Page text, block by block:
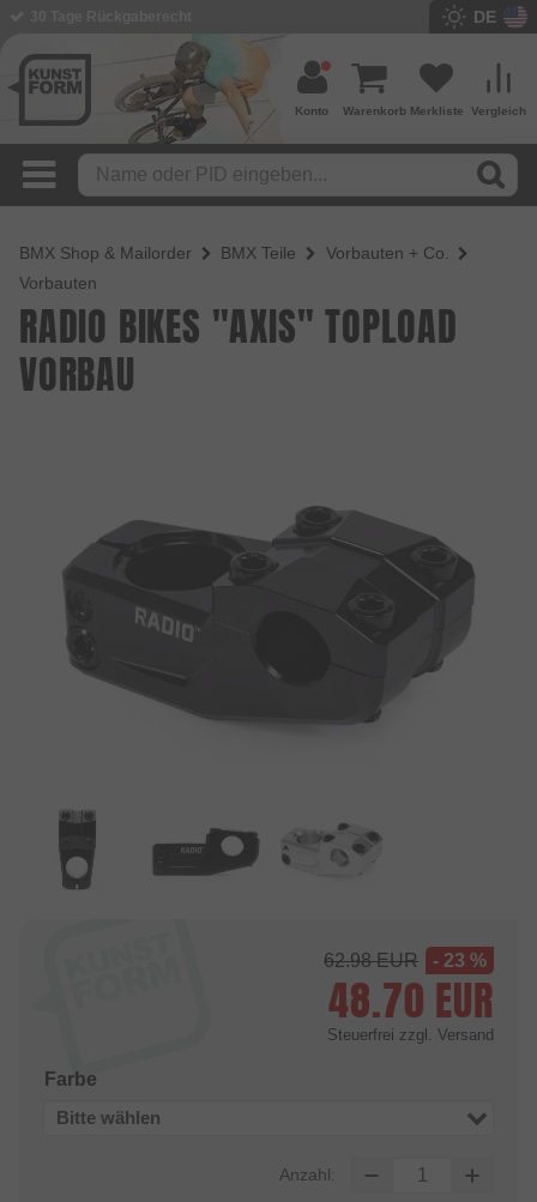
DE
Vergleich
Merkliste
Warenkorb
Konto
BMX Shop & Mailorder BMX Teile
Vorbauten + Co.
Vorbauten
RADIO BIKES "AXIS" TOPLOAD
VORBAU
62.98EUR - 23 %
48.70 EUR
Steuerfrei zzgl. Versand
Farbe
Bitte wählen
Anzahl: